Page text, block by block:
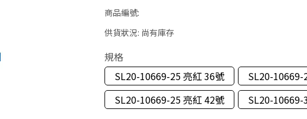
商品編號:
供貨狀況: 尚有庫存
規格
SL20-10669-25 亮紅 36號
SL20-10669-
SL20-10669-25 亮紅 42號
SL20-10669-